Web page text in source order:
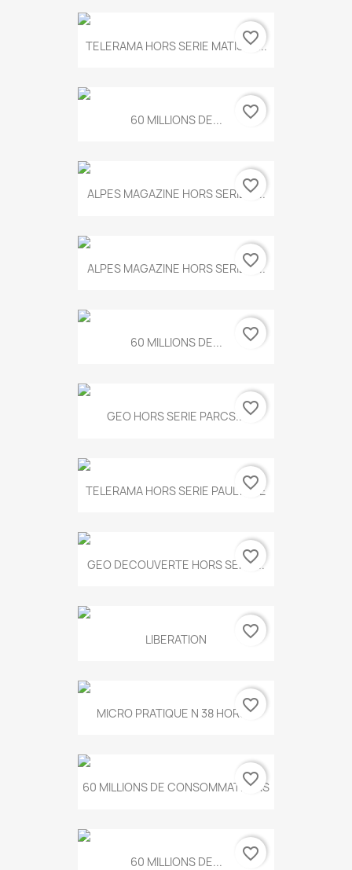
TELERAMA HORS SERIE MATISSE...
favorite_border
60 MILLIONS DE... favorite_border
ALPES MAGAZINE HORS SERIE N...
favorite_border
ALPES MAGAZINE HORS SERIE N...
favorite_border
60 MILLIONS DE... favorite_border
GEO HORS SERIE PARCS...favorite_border
TELERAMA HORS SERIE PAUL KLEE
favorite_border
GEO DECOUVERTE HORS SERIE...
favorite_border
LIBERATION favorite_border
MICRO PRATIQUE N 38 HORS...
favorite_border
60 MILLIONS DE CONSOMMATEURS
favorite_border
60 MILLIONS DE... favorite_border